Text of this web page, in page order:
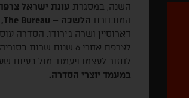
השנה, במסגרת עונת ישראל
המובחרת הלשכה – The Bureau
,
דארוסיין ושרה ג'ירודו. הסדרה
לצרפת אחרי 6 שנות
לחזור לעצמו ויעמוד מול בעיות שעולות וצצות
במעמד יוצרי הסדרה.